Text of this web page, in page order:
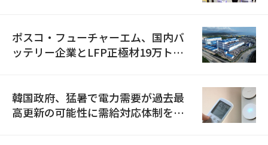
ポスコ・フューチャーエム、国内バ
ッテリー企業とLFP正極材19万トン
韓国政府、猛暑で電力需要が過去最
高更新の可能性に需給対応体制を点